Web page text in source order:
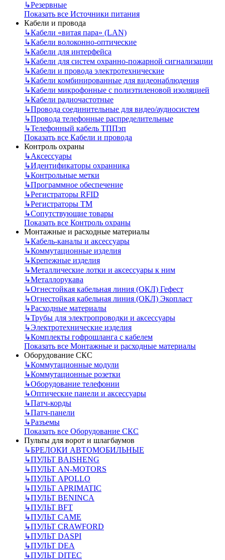
↳Резервные
Показать все Источники питания
Кабели и провода
↳Кабели «витая пара» (LAN)
↳Кабели волоконно-оптические
↳Кабели для интерфейса
↳Кабели для систем охранно-пожарной сигнализации
↳Кабели и провода электротехнические
↳Кабели комбинированные для видеонаблюдения
↳Кабели микрофонные с полиэтиленовой изоляцией
↳Кабели радиочастотные
↳Провода соединительные для видео/аудиосистем
↳Провода телефонные распределительные
↳Телефонный кабель ТППэп
Показать все Кабели и провода
Контроль охраны
↳Аксессуары
↳Идентификаторы охранника
↳Контрольные метки
↳Программное обеспечение
↳Регистраторы RFID
↳Регистраторы ТМ
↳Сопутствующие товары
Показать все Контроль охраны
Монтажные и расходные материалы
↳Кабель-каналы и аксессуары
↳Коммутационные изделия
↳Крепежные изделия
↳Металлические лотки и аксессуары к ним
↳Металлорукава
↳Огнестойкая кабельная линия (ОКЛ) Гефест
↳Огнестойкая кабельная линия (ОКЛ) Экопласт
↳Расходные материалы
↳Трубы для электропроводки и аксессуары
↳Электротехнические изделия
↳Комплекты гофрошланга с кабелем
Показать все Монтажные и расходные материалы
Оборудование СКС
↳Коммутационные модули
↳Коммутационные розетки
↳Оборудование телефонии
↳Оптические панели и аксессуары
↳Патч-корды
↳Патч-панели
↳Разъемы
Показать все Оборудование СКС
Пульты для ворот и шлагбаумов
↳БРЕЛОКИ АВТОМОБИЛЬНЫЕ
↳ПУЛЬТ BAISHENG
↳ПУЛЬТ AN-MOTORS
↳ПУЛЬТ APOLLO
↳ПУЛЬТ APRIMATIC
↳ПУЛЬТ BENINCA
↳ПУЛЬТ BFT
↳ПУЛЬТ CAME
↳ПУЛЬТ CRAWFORD
↳ПУЛЬТ DASPI
↳ПУЛЬТ DEA
↳ПУЛЬТ DITEC